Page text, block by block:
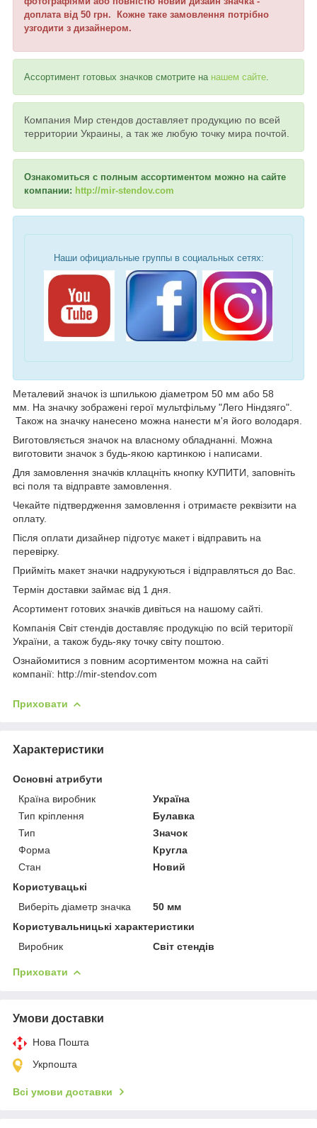
доплата від 50 грн. Кожне таке замовлення потрібно
узгодити з дизайнером.
Ассортимент готовых значков смотрите на нашем сайте
Компания Мир стендов доставляет продукцию по всей
территории Украины, а так же любую точку мира почтой.
Ознакомиться с полным ассортиментом можно на сайте
компании: http://mir-stendov.com
Наши официальные группы в социальных сетях:
Металевий значок із шпилькою діаметром 50 мм або 58
мм. На значку зображені герої мультфільму "Лего Ніндзяго".
Також на значку нанесено можна нанести м'я його володаря.
Виготовляється значок на власному обладнанні. Можна
виготовити значок з будь-якою картинкою і написами.
Для замовлення значків кллацніть кнопку КУПИТИ, заповніть
всі поля та відправте замовлення.
Чекайте підтвердження замовлення і отримаєте реквізити на
оплату.
Після оплати дизайнер підготує макет і відправить на
перевірку.
Прийміть макет значки надрукуються і відправляться до Вас.
Термін доставки займає від 1 дня.
Асортимент готових значків дивіться на нашому сайті.
Компанія Світ стендів доставляє продукцію по всій території
України, а також будь-яку точку світу поштою.
Ознайомитися з повним асортиментом можна на сайті
компанії: http://mir-stendov.com
Приховати
Характеристики
Основні атрибути
Країна виробник
Україна
Тип кріплення
Булавка
Тип
Значок
Форма
Кругла
Стан
Новий
Користувацькі
Виберіть діаметр значка
50 мм
Користувальницькі характеристики
Виробник
Світ стендів
Приховати
Умови доставки
Нова Пошта
Укрпошта
Всі умови доставки